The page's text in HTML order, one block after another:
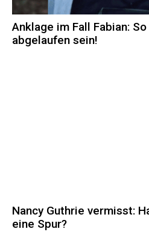
Anklage im Fall Fabian:
abgelaufen sein!
Nancy Guthrie vermisst:
eine Spur?